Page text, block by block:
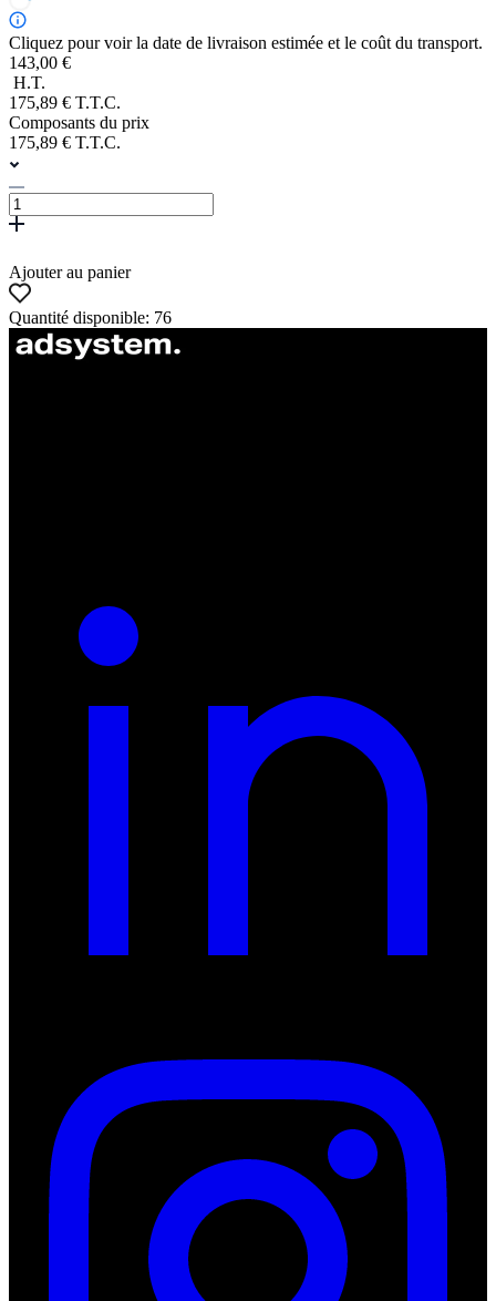
Cliquez pour voir la date de livraison estimée et le coût du transport.
143,00 €
H.T.
175,89 € T.T.C.
Composants du prix
175,89 € T.T.C.
Ajouter au panier
Quantité disponible: 76